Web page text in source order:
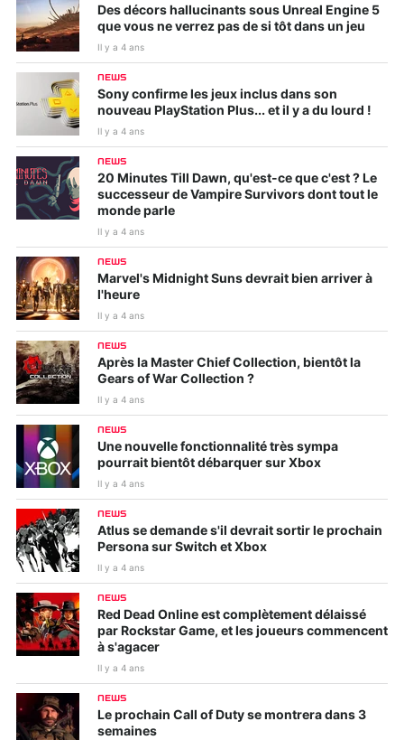
Des décors hallucinants sous Unreal Engine 5
que vous ne verrez pas de si tôt dans un jeu
Il y a 4 ans
NEWS
Sony confirme les jeux inclus dans son
nouveau PlayStation Plus... et il y a du lourd !
Il y a 4 ans
NEWS
20 Minutes Till Dawn, qu'est-ce que c'est ? Le
successeur de Vampire Survivors dont tout le
monde parle
Il y a 4 ans
NEWS
Marvel's Midnight Suns devrait bien arriver à
l'heure
Il y a 4 ans
NEWS
Après la Master Chief Collection, bientôt la
Gears of War Collection ?
Il y a 4 ans
NEWS
Une nouvelle fonctionnalité très sympa
pourrait bientôt débarquer sur Xbox
Il y a 4 ans
NEWS
Atlus se demande s'il devrait sortir le prochain
Persona sur Switch et Xbox
Il y a 4 ans
NEWS
Red Dead Online est complètement délaissé
par Rockstar Game, et les joueurs commencent
à s'agacer
Il y a 4 ans
NEWS
Le prochain Call of Duty se montrera dans 3
semaines